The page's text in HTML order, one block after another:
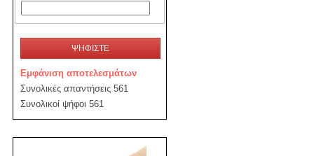
ΨΗΦΙΣΤΕ
Εμφάνιση αποτελεσμάτων
Συνολικές απαντήσεις 561
Συνολικοί ψήφοι 561